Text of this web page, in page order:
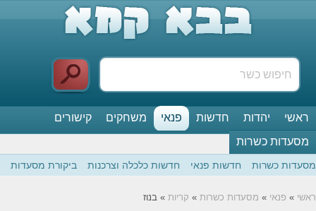
ראשי יהדות חדשות פנאי משחקים
קישורים
מסעדות כשרות
מסעדות כשרות חדשות פנאי חדשות כלכלה וצרכנות ביקורת מסעדות
ראשי » פנאי » מסעדות כשרות » קריות » בנוז